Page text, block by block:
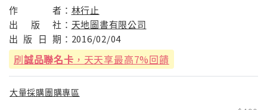
作 者： 林行止
出
版 社： 天地圖書有限公司
出 版 日 期： 2016/02/04
刷誠品聯名卡 ，天天享最高7%回饋
大量採購團購專區